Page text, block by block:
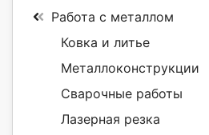
Работа с металлом
Ковка и литье
Металлоконструкции
Сварочные работы
Лазерная резка